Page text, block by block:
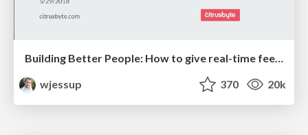
Building Better People: How to give real-time feedback that sticks.
wjessup
370 20k